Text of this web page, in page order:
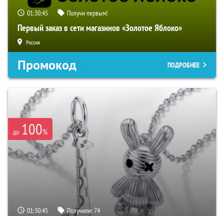
01:30:44 Получи первым!
Первый заказ в сети магазинов «Золотое Яблоко»
Россия
Промокод ПОДРОБНЕЕ
до 100%
01:30:44 Получили:74